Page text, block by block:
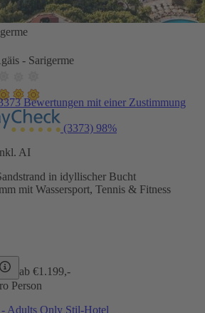
- Sarigerme
Bewertungen mit einer Zustimmung
(3373) 98%
AI
in idyllischer Bucht
mit Wassersport, Tennis & Fitness
ab €1.199,-
Person
Adults Only Stil-Hotel